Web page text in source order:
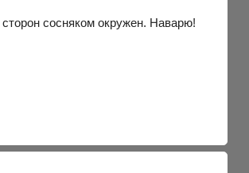
сосняком окружен. Наварю!